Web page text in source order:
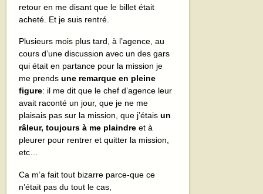
retour en me disant que le billet était
acheté. Et je suis rentré.
Plusieurs mois plus tard, à l’agence, au
cours d’une discussion avec un des gars
qui était en partance pour la mission je
me prendsune remarque en pleine
figure: il me dit que le chef d’agence leur
avait raconté un jour, que je ne me
plaisais pas sur la mission, que j’étaisun
râleur, toujours à me plaindre et à
pleurer pour rentrer et quitter la mission,
etc…
Ca m’a fait tout bizarre parce-que ce
n’était pas du tout le cas,